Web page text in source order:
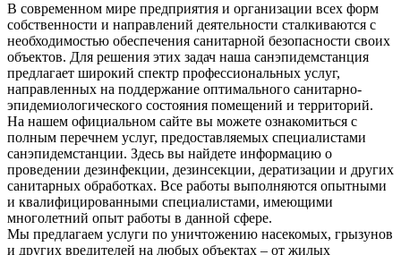
В современном мире предприятия и организации всех форм
собственности и направлений деятельности сталкиваются с
необходимостью обеспечения санитарной безопасности своих
объектов. Для решения этих задач наша санэпидемстанция
предлагает широкий спектр профессиональных услуг,
направленных на поддержание оптимального санитарно-
эпидемиологического состояния помещений и территорий.
На нашем официальном сайте вы можете ознакомиться с
полным перечнем услуг, предоставляемых специалистами
санэпидемстанции. Здесь вы найдете информацию о
проведении дезинфекции, дезинсекции, дератизации и других
санитарных обработках. Все работы выполняются опытными
и квалифицированными специалистами, имеющими
многолетний опыт работы в данной сфере.
Мы предлагаем услуги по уничтожению насекомых, грызунов
и других вредителей на любых объектах – от жилых